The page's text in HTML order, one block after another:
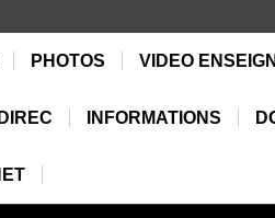
PHOTOS VIDEO
INFORMATIONS